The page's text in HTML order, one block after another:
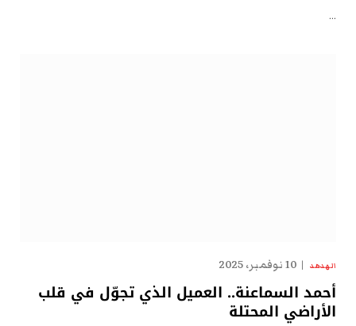
…
الهدهد 10 نوفمبر، 2025
أحمد السماعنة.. العميل الذي تجوّل في قلب
الأراضي المحتلة